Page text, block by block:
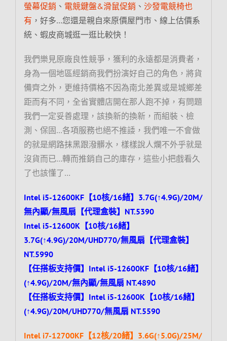
螢幕促銷 、 電競鍵盤&滑鼠促銷 、 沙發電競椅也
有 ，好多…您還是親自來原價屋門市、線上估價系
統、蝦皮商城逛一逛比較快！
我們樂見原廠良性競爭，獲利的永遠都是消費者，
身為一個地區經銷商我們扮演好自己的角色，將貨
備齊之外，更維持價格不因為南北差異或是城鄉差
距而有不同，全省實體店開在那人跑不掉，有問題
我們一定妥善處理，該換新的換新，而組裝、檢
測、保固…各項服務也絕不推諉，我們唯一不會做
的就是網路抹黑跟潑髒水，樣樣說人爛不外乎就是
沒貨而已…轉而推銷自己的庫存，這些小把戲看久
了也該懂了…
Intel i5-12600KF【10核/16緒】3.7G(↑4.9G)/20M/
無內顯/無風扇【代理盒裝】NT.5390
Intel i5-12600K【10核/16緒】
3.7G(↑4.9G)/20M/UHD770/無風扇【代理盒裝】
NT.5990
【任搭板支持價】Intel i5-12600KF【10核/16緒】
(↑4.9G)/20M/無內顯/無風扇 NT.4890
【任搭板支持價】Intel i5-12600K【10核/16緒】
(↑4.9G)/20M/UHD770/無風扇 NT.5590
Intel i7-12700KF【12核/20緒】3.6G(↑5.0G)/25M/